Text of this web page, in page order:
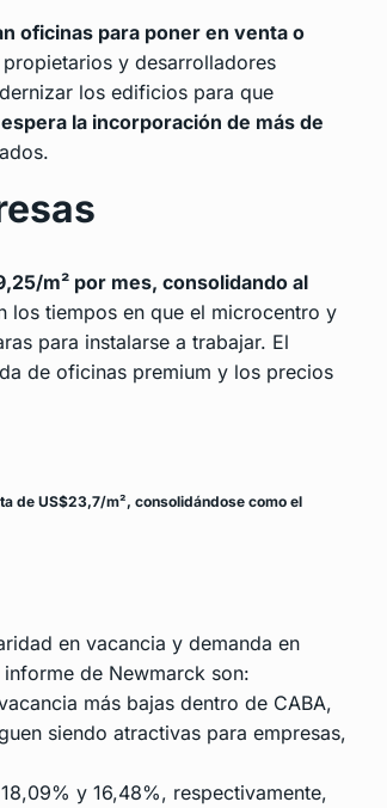
oficinas para poner en venta o
propietarios y desarrolladores
los edificios para que
la incorporación de más de
m² por mes, consolidando al
los tiempos en que el microcentro y
para instalarse a trabajar. El
de oficinas premium y los precios
de US$23,7/m², consolidándose como el
en vacancia y demanda en
de Newmarck son:
más bajas dentro de CABA,
siendo atractivas para empresas,
y 16,48%, respectivamente,